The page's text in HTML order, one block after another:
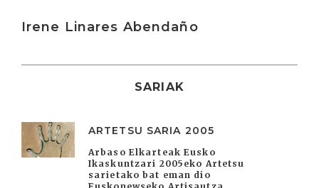
Irene Linares Abendaño
SARIAK
ARTETSU SARIA 2005
Arbaso Elkarteak Eusko
Ikaskuntzari 2005eko Artetsu
sarietako bat eman dio